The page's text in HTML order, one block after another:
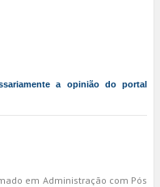
a opinião do portal
em Administração com Pós